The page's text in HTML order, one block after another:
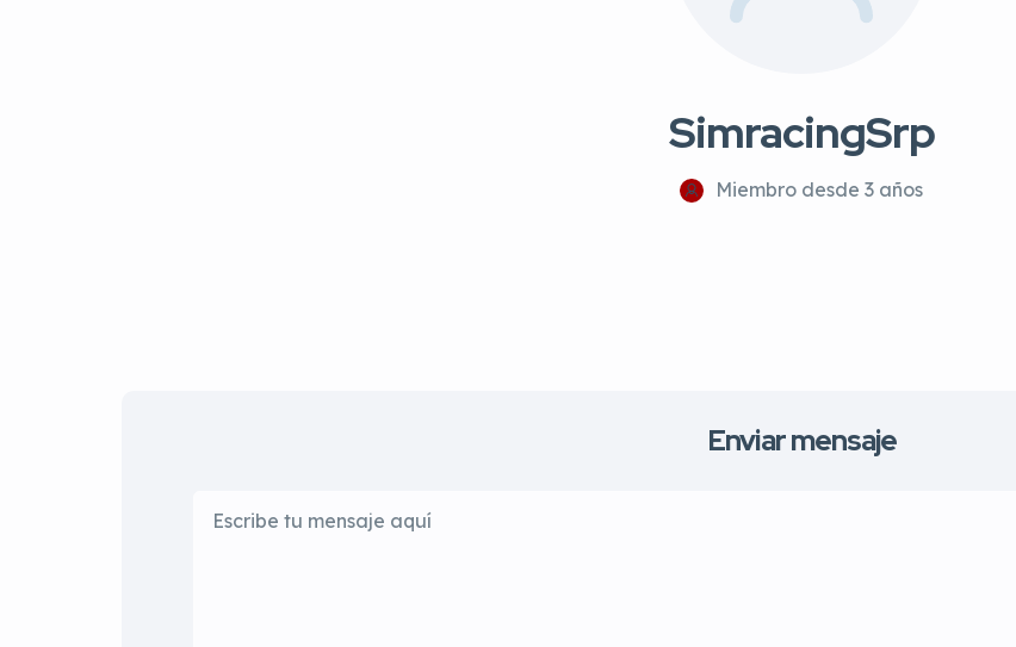
SimracingSrp
Miembro desde 3 años
Enviar mensaje